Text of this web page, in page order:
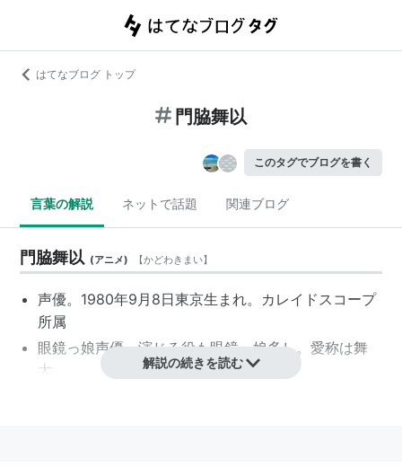
はてなブログ トップ
門脇舞以
このタグでブログを書く
言葉の解説 ネットで話題 関連ブログ
門脇舞以 (アニメ) 【かどわきまい】
声優。1980年9月8日東京生まれ。カレイドスコープ
所属
眼鏡っ娘声優。演じる役も眼鏡っ娘多し。愛称は舞
太
解説の続きを読む